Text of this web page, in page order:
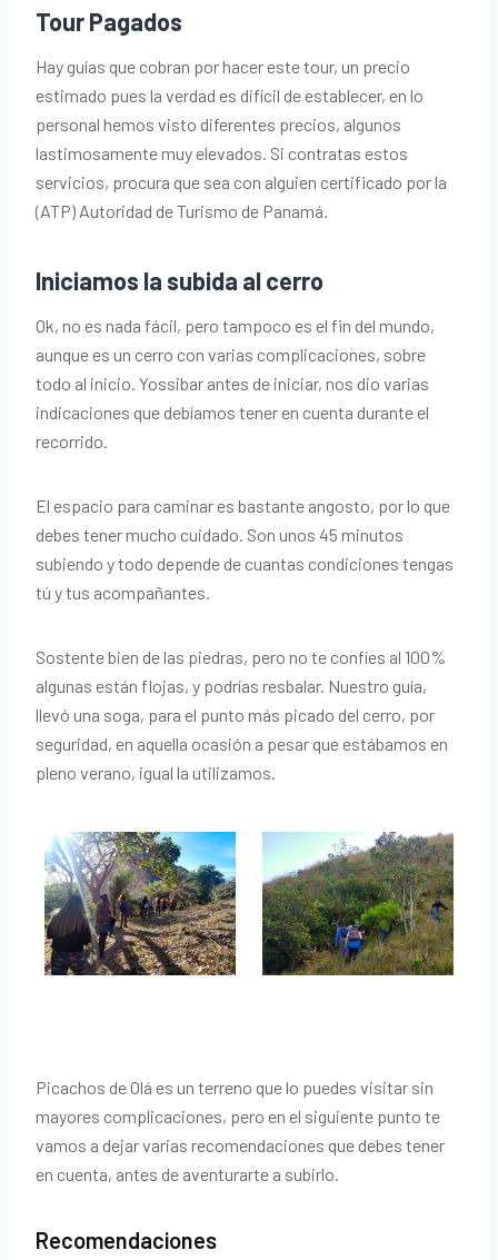
Tour Pagados
Hay guías que cobran por hacer este tour, un precio
estimado pues la verdad es difícil de establecer, en lo
personal hemos visto diferentes precios, algunos
lastimosamente muy elevados. Si contratas estos
servicios, procura que sea con alguien certificado por la
(ATP) Autoridad de Turismo de Panamá.
Iniciamos la subida al cerro
Ok, no es nada fácil, pero tampoco es el fin del mundo,
aunque es un cerro con varias complicaciones, sobre
todo al inicio. Yossibar antes de iniciar, nos dio varias
indicaciones que debíamos tener en cuenta durante el
recorrido.
El espacio para caminar es bastante angosto, por lo que
debes tener mucho cuidado. Son unos 45 minutos
subiendo y todo depende de cuantas condiciones tengas
tú y tus acompañantes.
Sostente bien de las piedras, pero no te confíes al 100%
algunas están flojas, y podrías resbalar. Nuestro guía,
llevó una soga, para el punto más picado del cerro, por
seguridad, en aquella ocasión a pesar que estábamos en
pleno verano, igual la utilizamos.
Picachos de Olá es un terreno que lo puedes visitar sin
mayores complicaciones, pero en el siguiente punto te
vamos a dejar varias recomendaciones que debes tener
en cuenta, antes de aventurarte a subirlo.
Recomendaciones